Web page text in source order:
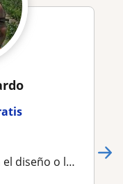
o la estadística?